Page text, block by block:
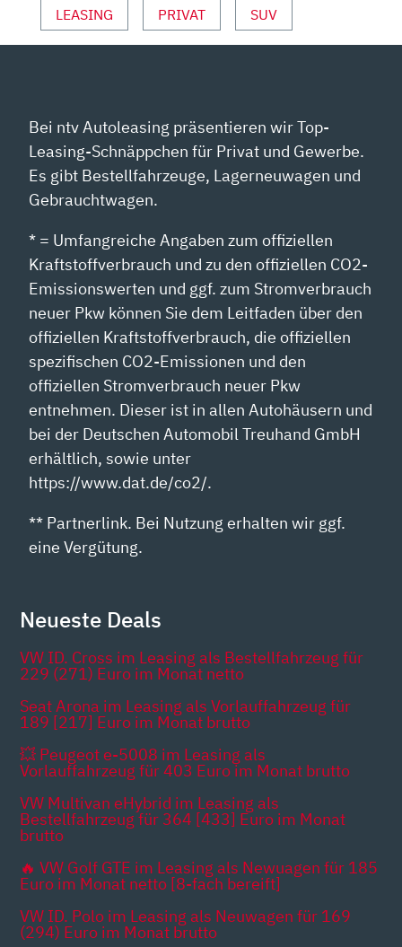
OUTUBE A
NZEIGEN
LEASING PRIVAT SUV
Bei ntv Autoleasing präsentieren wir Top-
Leasing-Schnäppchen für Privat und Gewerbe.
Es gibt Bestellfahrzeuge, Lagerneuwagen und
Gebrauchtwagen.
* = Umfangreiche Angaben zum offiziellen
Kraftstoffverbrauch und zu den offiziellen CO2-
Emissionswerten und ggf. zum Stromverbrauch
neuer Pkw können Sie dem Leitfaden über den
offiziellen Kraftstoffverbrauch, die offiziellen
spezifischen CO2-Emissionen und den
offiziellen Stromverbrauch neuer Pkw
entnehmen. Dieser ist in allen Autohäusern und
bei der Deutschen Automobil Treuhand GmbH
erhältlich, sowie unter
https://www.dat.de/co2/.
** Partnerlink. Bei Nutzung erhalten wir ggf.
eine Vergütung.
Neueste Deals
VW ID. Cross im Leasing als Bestellfahrzeug für
229 (271) Euro im Monat netto
Seat Arona im Leasing als Vorlauffahrzeug für
189 [217] Euro im Monat brutto
💥 Peugeot e-5008 im Leasing als
Vorlauffahrzeug für 403 Euro im Monat brutto
VW Multivan eHybrid im Leasing als
Bestellfahrzeug für 364 [433] Euro im Monat
brutto
🔥 VW Golf GTE im Leasing als Newuagen für 185
Euro im Monat netto [8-fach bereift]
VW ID. Polo im Leasing als Neuwagen für 169
(294) Euro im Monat brutto